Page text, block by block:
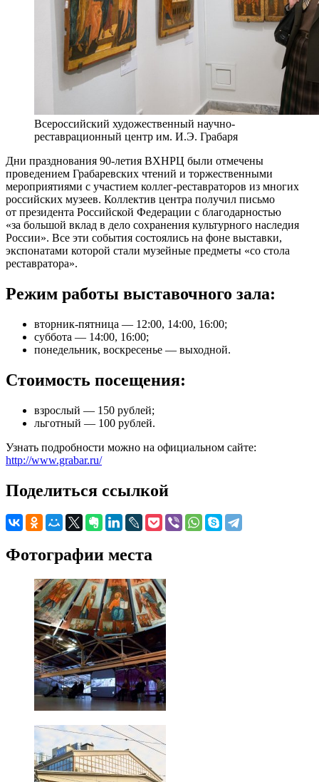
Всероссийский художественный научно-
реставрационный центр им. И.Э. Грабаря
Дни празднования 90-летия ВХНРЦ были отмечены
проведением Грабаревских чтений и торжественными
мероприятиями с участием коллег-реставраторов из многих
российских музеев. Коллектив центра получил письмо
от президента Российской Федерации с благодарностью
«за большой вклад в дело сохранения культурного наследия
России». Все эти события состоялись на фоне выставки,
экспонатами которой стали музейные предметы «со стола
реставратора».
Режим работы выставочного зала:
вторник-пятница — 12:00, 14:00, 16:00;
суббота — 14:00, 16:00;
понедельник, воскресенье — выходной.
Стоимость посещения:
взрослый — 150 рублей;
льготный — 100 рублей.
Узнать подробности можно на официальном сайте:
http://www.grabar.ru/
Поделиться ссылкой
Фотографии места